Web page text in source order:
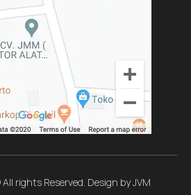
rights Reserved. Design by JVM